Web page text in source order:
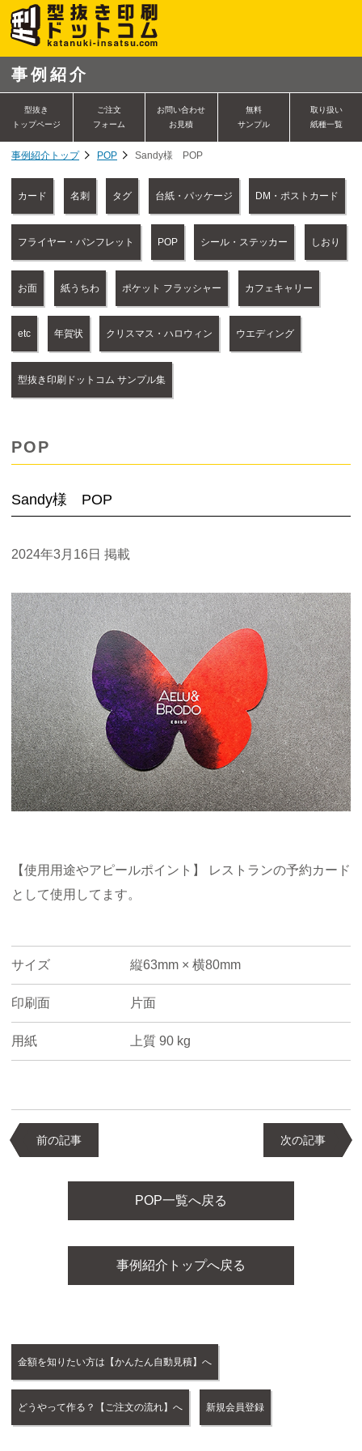
事例紹介
型抜き
トップページ
ご注文
フォーム
お問い合わせ
お見積
無料
サンプル
取り扱い
紙種一覧
事例紹介トップ POP Sandy様 POP
カード 名刺 タグ 台紙・パッケージ DM・ポストカード
フライヤー・パンフレット POP シール・ステッカー しおり
お面 紙うちわ ポケット フラッシャー カフェキャリー
etc 年賀状 クリスマス・ハロウィン ウエディング
型抜き印刷ドットコム サンプル集
POP
Sandy様 POP
2024年3月16日 掲載
【使用用途やアピールポイント】 レストランの予約カード
として使用してます。
サイズ 縦63mm × 横80mm
印刷面 片面
用紙 上質 90 kg
前の記事 次の記事
POP一覧へ戻る
事例紹介トップへ戻る
金額を知りたい方は【かんたん自動見積】へ
どうやって作る？【ご注文の流れ】へ 新規会員登録